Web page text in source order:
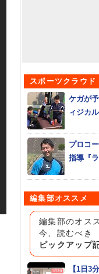
スポーツクラウド
ケガが
ィジカ
プロコ
指導『
編集部オススメ
編集部のオス
今、読むべき
ピックアップ
【1日3